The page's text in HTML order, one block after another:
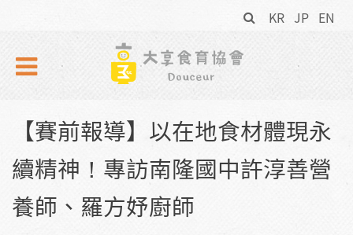
KR JP EN
搜
尋
表
【賽前報導】以在地食材體現永
續精神！專訪南隆國中許淳善營
養師、羅方妤廚師